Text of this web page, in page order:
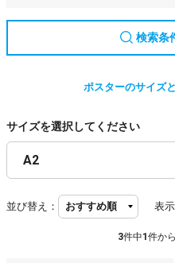
検索条
ポスターのサイズ
サイズを選択してください
並び替え： 表
3件中1 件から